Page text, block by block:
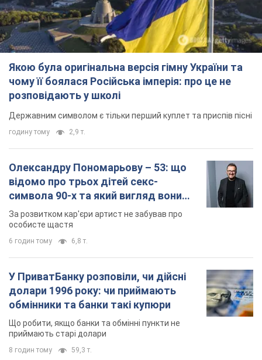
Якою була оригінальна версія гімну України та
чому її боялася Російська імперія: про це не
розповідають у школі
Державним символом є тільки перший куплет та приспів пісні
годину тому 2,9 т.
Олександру Пономарьову – 53: що
відомо про трьох дітей секс-
символа 90-х та який вигляд вони
мають
За розвитком кар'єри артист не забував про
особисте щастя
6 годин тому 6,8 т.
У ПриватБанку розповіли, чи дійсні
долари 1996 року: чи приймають
обмінники та банки такі купюри
Що робити, якщо банки та обмінні пункти не
приймають старі долари
8 годин тому 59,3 т.